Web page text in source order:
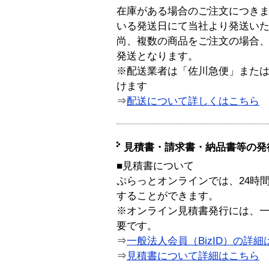
在庫がある場合のご注文につき
いる発送日にて当社より発送い
尚、複数の商品をご注文の場合
発送となります。
※配送業者は「佐川急便」また
けます
⇒配送について詳しくはこちら
見積書・請求書・納品書等の
■見積書について
ぷらっとオンラインでは、24時
することができます。
※オンライン見積書発行には、
要です。
⇒一般法人会員（BizID）の詳細
⇒ 見積書について詳細はこちら